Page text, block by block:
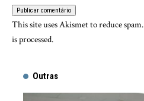
This site uses Akismet to reduce spam.
is processed.
Outras